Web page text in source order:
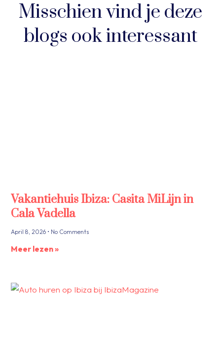
Misschien vind je deze
blogs ook interessant
Vakantiehuis Ibiza: Casita MiLijn in
Cala Vadella
April 8, 2026 No Comments
Meer lezen »